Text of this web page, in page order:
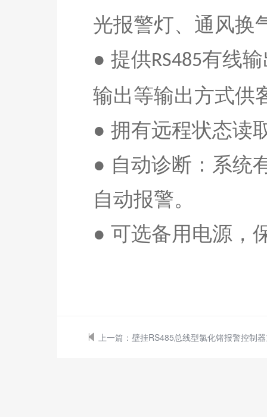
光报警灯、通风换
● 提供RS485有线
输出等输出方式供
● 拥有远程状态读
● 自动诊断：系统
自动报警。
● 可选备用电源，
上一篇： 壁挂RS485总线型氯化锗报警控制